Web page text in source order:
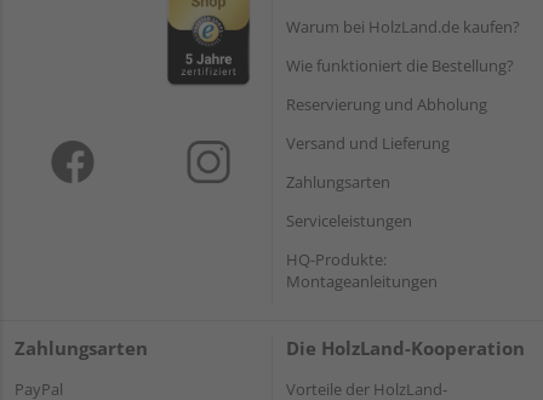
Warum bei HolzLand.de kaufen?
Wie funktioniert die Bestellung?
Reservierung und Abholung
Versand und Lieferung
Zahlungsarten
Serviceleistungen
HQ-Produkte:
Montageanleitungen
Zahlungsarten
PayPal
Die HolzLand-Kooperation
Vorteile der HolzLand-